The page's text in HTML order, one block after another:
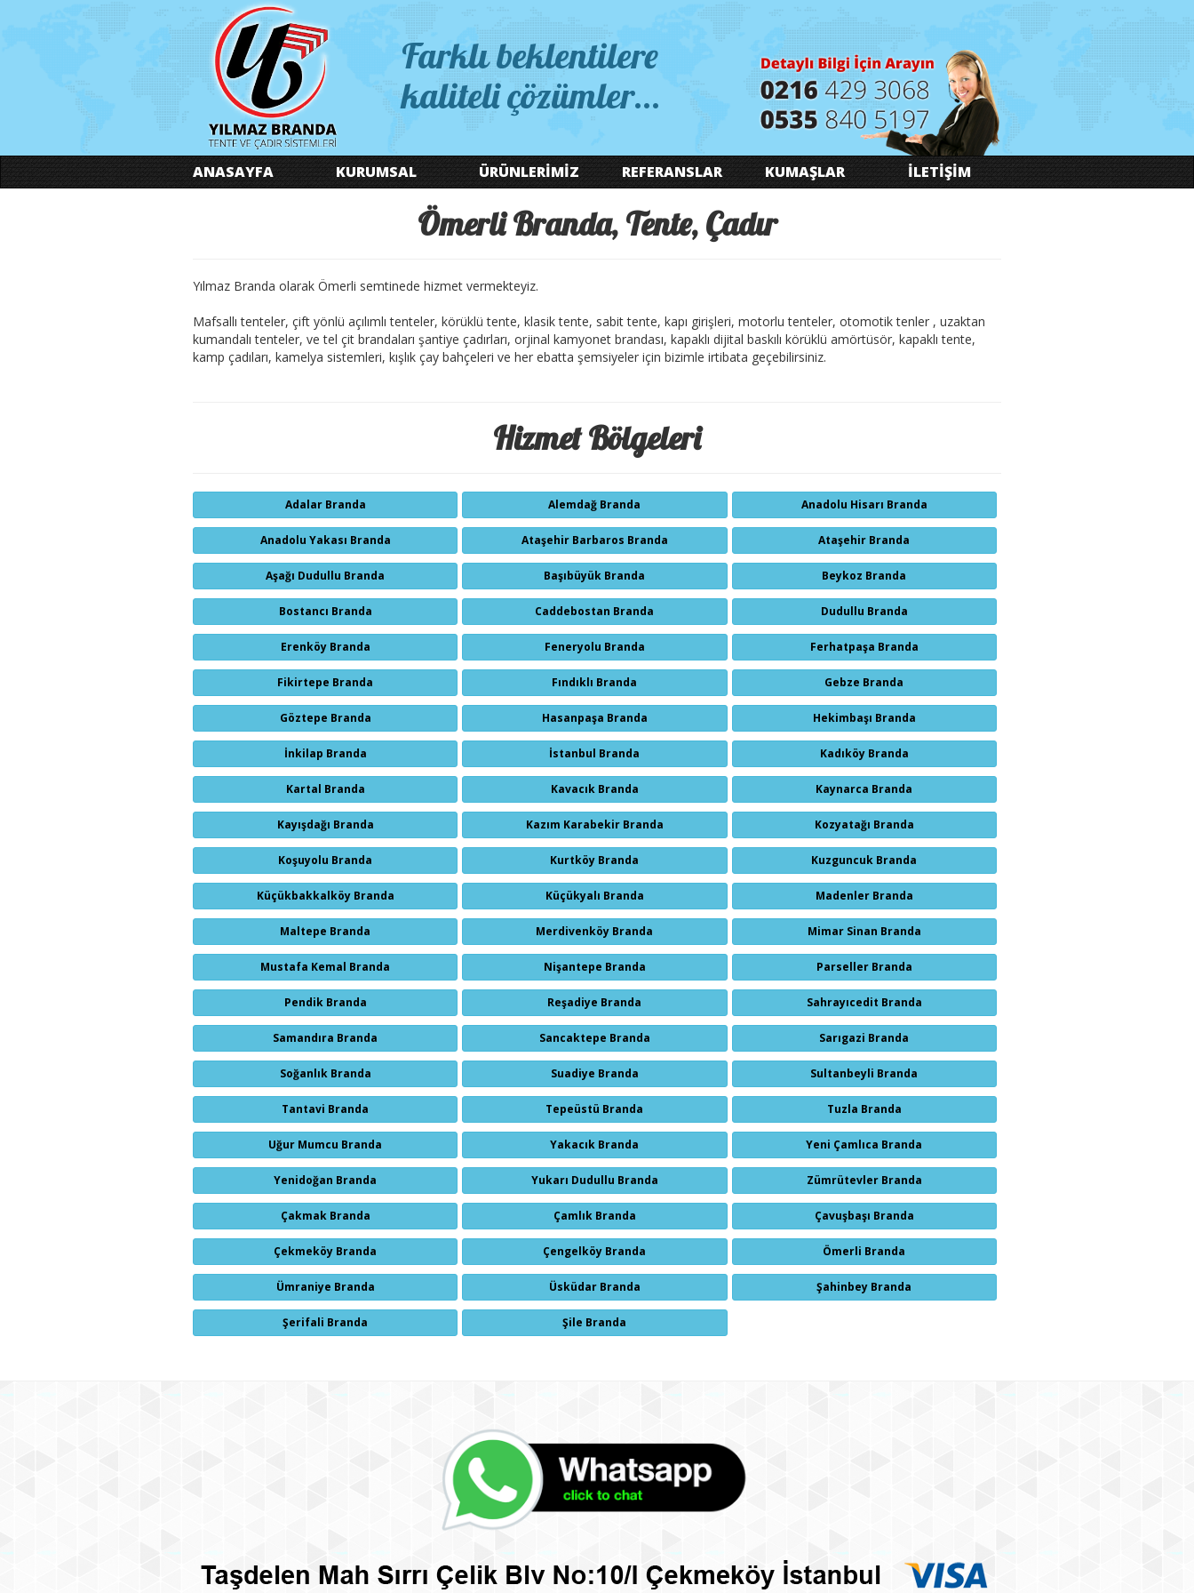
Farklı beklentilere
kaliteli çözümler...
ANASAYFA KURUMSAL ÜRÜNLERİMİZ REFERANSLAR KUMAŞLAR İLETİŞİM
Ömerli Branda, Tente, Çadır
Yılmaz Branda olarak Ömerli semtinede hizmet vermekteyiz.
Mafsallı tenteler, çift yönlü açılımlı tenteler, körüklü tente, klasik tente, sabit tente, kapı girişleri, motorlu tenteler, otomotik tenler , uzaktan
kumandalı tenteler, ve tel çit brandaları şantiye çadırları, orjinal kamyonet brandası, kapaklı dijital baskılı körüklü amörtüsör, kapaklı tente,
kamp çadıları, kamelya sistemleri, kışlık çay bahçeleri ve her ebatta şemsiyeler için bizimle irtibata geçebilirsiniz.
Hizmet Bölgeleri
Adalar Branda Alemdağ Branda Anadolu Hisarı Branda
Anadolu Yakası Branda Ataşehir Barbaros Branda Ataşehir Branda
Aşağı Dudullu Branda Başıbüyük Branda Beykoz Branda
Bostancı Branda Caddebostan Branda Dudullu Branda
Erenköy Branda Feneryolu Branda Ferhatpaşa Branda
Fikirtepe Branda Fındıklı Branda Gebze Branda
Göztepe Branda Hasanpaşa Branda Hekimbaşı Branda
İnkilap Branda İstanbul Branda Kadıköy Branda
Kartal Branda Kavacık Branda Kaynarca Branda
Kayışdağı Branda Kazım Karabekir Branda Kozyatağı Branda
Koşuyolu Branda Kurtköy Branda Kuzguncuk Branda
Küçükbakkalköy Branda Küçükyalı Branda Madenler Branda
Maltepe Branda Merdivenköy Branda Mimar Sinan Branda
Mustafa Kemal Branda Nişantepe Branda Parseller Branda
Pendik Branda Reşadiye Branda Sahrayıcedit Branda
Samandıra Branda Sancaktepe Branda Sarıgazi Branda
Soğanlık Branda Suadiye Branda Sultanbeyli Branda
Tantavi Branda Tepeüstü Branda Tuzla Branda
Uğur Mumcu Branda Yakacık Branda Yeni Çamlıca Branda
Yenidoğan Branda Yukarı Dudullu Branda Zümrütevler Branda
Çakmak Branda Çamlık Branda Çavuşbaşı Branda
Çekmeköy Branda Çengelköy Branda Ömerli Branda
Ümraniye Branda Üsküdar Branda Şahinbey Branda
Şerifali Branda Şile Branda